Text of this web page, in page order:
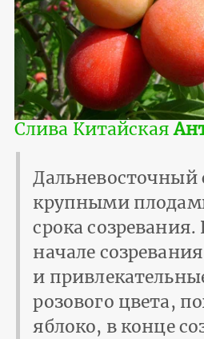
Слива Китайская
Дальневосточный
крупными
срока
начале
и
розового цвета,
яблоко, в конце